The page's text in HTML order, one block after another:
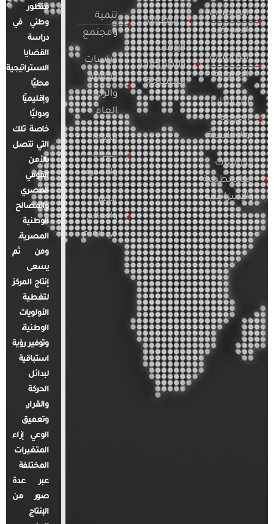
الدراسات
الأمريكية
الدراسات
الأوروبية
الدراسات
العربية
والإقليمية
الدراسات
الفلسطينية
والإسرائيلية
التطرف
الإرهاب
والصراعات
المسلحة
تنمية
ومجتمع
دراسات
الإعلام
والرأي
العام
قضايا
المرأة
والأسرة
مصر
والعالم
في أرقام
منظور
وطني في
دراسة
القضايا
الاستراتيجية
محليًا
وإقليميًا
ودوليًا
خاصة تلك
التي تتصل
بالأمن
القومي
المصري
والمصالح
الوطنية
المصرية.
ومن ثم
يسعى
إنتاج المركز
لتغطية
الأولويات
الوطنية،
وتوفير رؤية
استباقية
لبدائل
الحركة
والقرار.
وتعميق
الوعي إزاء
المتغيرات
المختلفة
عبر عدة
صور من
الإنتاج